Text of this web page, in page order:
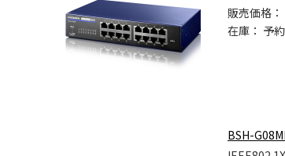
販売価格：
在庫： 予
BSH-